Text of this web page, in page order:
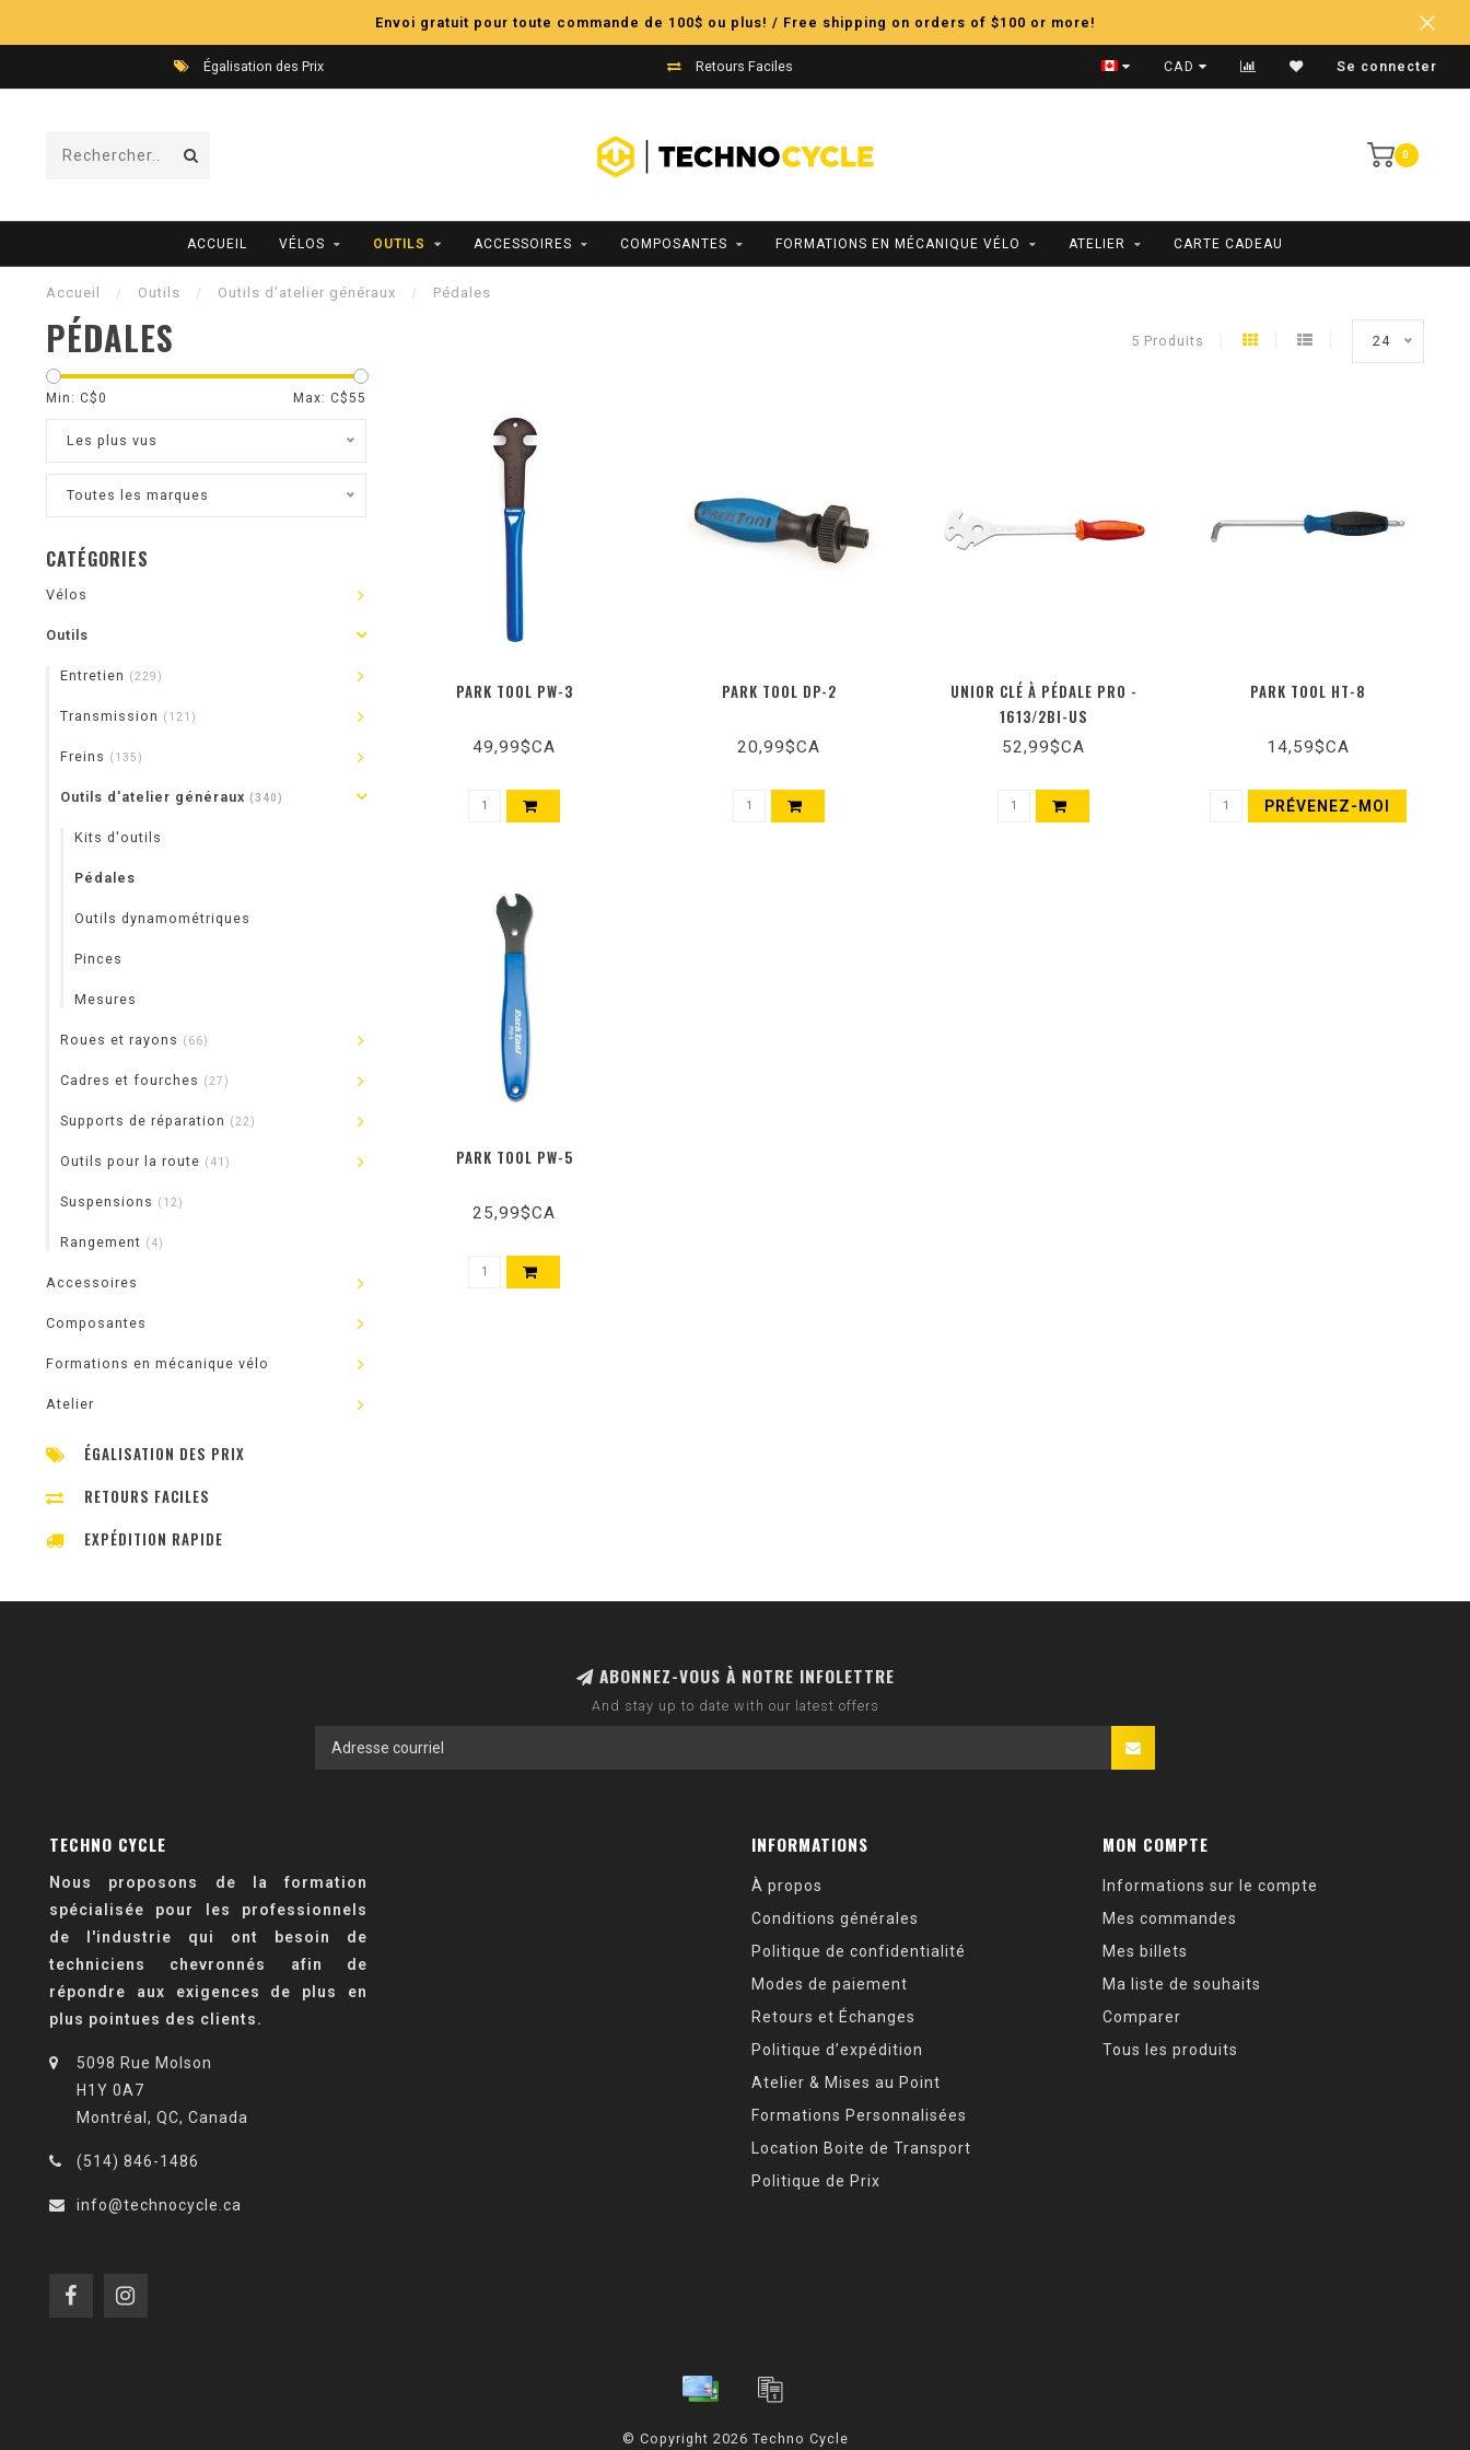
Envoi gratuit pour toute commande de 100$ ou plus! / Free shipping on orders of $100 or more!
Égalisation des Prix Retours Faciles Expédition Rapide
CAD Se connecter
0
ACCUEIL VÉLOS OUTILS ACCESSOIRES COMPOSANTES FORMATIONS EN MÉCANIQUE VÉLO ATELIER CARTE CADEAU
Accueil / Outils / Outils d'atelier généraux / Pédales
PÉDALES 5 Produits 24
Min: C$0 Max: C$55
Les plus vus
Toutes les marques
CATÉGORIES
Vélos
Outils
Entretien (229)
Transmission (121)
Freins (135)
Outils d'atelier généraux (340)
Kits d'outils
Pédales
Outils dynamométriques
Pinces
Mesures
Roues et rayons (66)
Cadres et fourches (27)
Supports de réparation (22)
Outils pour la route (41)
Suspensions (12)
Rangement (4)
Accessoires
Composantes
Formations en mécanique vélo
Atelier
ÉGALISATION DES PRIX
RETOURS FACILES
EXPÉDITION RAPIDE
PARK TOOL PW-3
49,99$CA
PARK TOOL DP-2
20,99$CA
UNIOR CLÉ À PÉDALE PRO -
1613/2BI-US
52,99$CA
PARK TOOL HT-8
14,59$CA
PRÉVENEZ-MOI
PARK TOOL PW-5
25,99$CA
ABONNEZ-VOUS À NOTRE INFOLETTRE
And stay up to date with our latest offers
TECHNO CYCLE
Nous proposons de la formation
spécialisée pour les professionnels
de l'industrie qui ont besoin de
techniciens chevronnés afin de
répondre aux exigences de plus en
plus pointues des clients.
5098 Rue Molson
H1Y 0A7
Montréal, QC, Canada
(514) 846-1486
info@technocycle.ca
INFORMATIONS
À propos
Conditions générales
Politique de confidentialité
Modes de paiement
Retours et Échanges
Politique d’expédition
Atelier & Mises au Point
Formations Personnalisées
Location Boite de Transport
Politique de Prix
MON COMPTE
Informations sur le compte
Mes commandes
Mes billets
Ma liste de souhaits
Comparer
Tous les produits
© Copyright 2026 Techno Cycle